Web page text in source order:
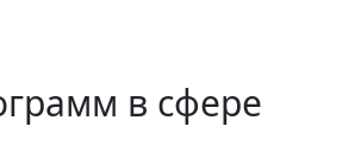
в сфере